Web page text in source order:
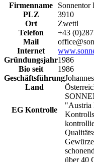
Firmenname
Sonnentor
PLZ
3910
Ort
Zwettl
Telefon
+43
Mail
Internet
Gründungsjahr1986
Bio seit
1986
Geschäftsführung
Land
EG Kontrolle
"Austria
über 40